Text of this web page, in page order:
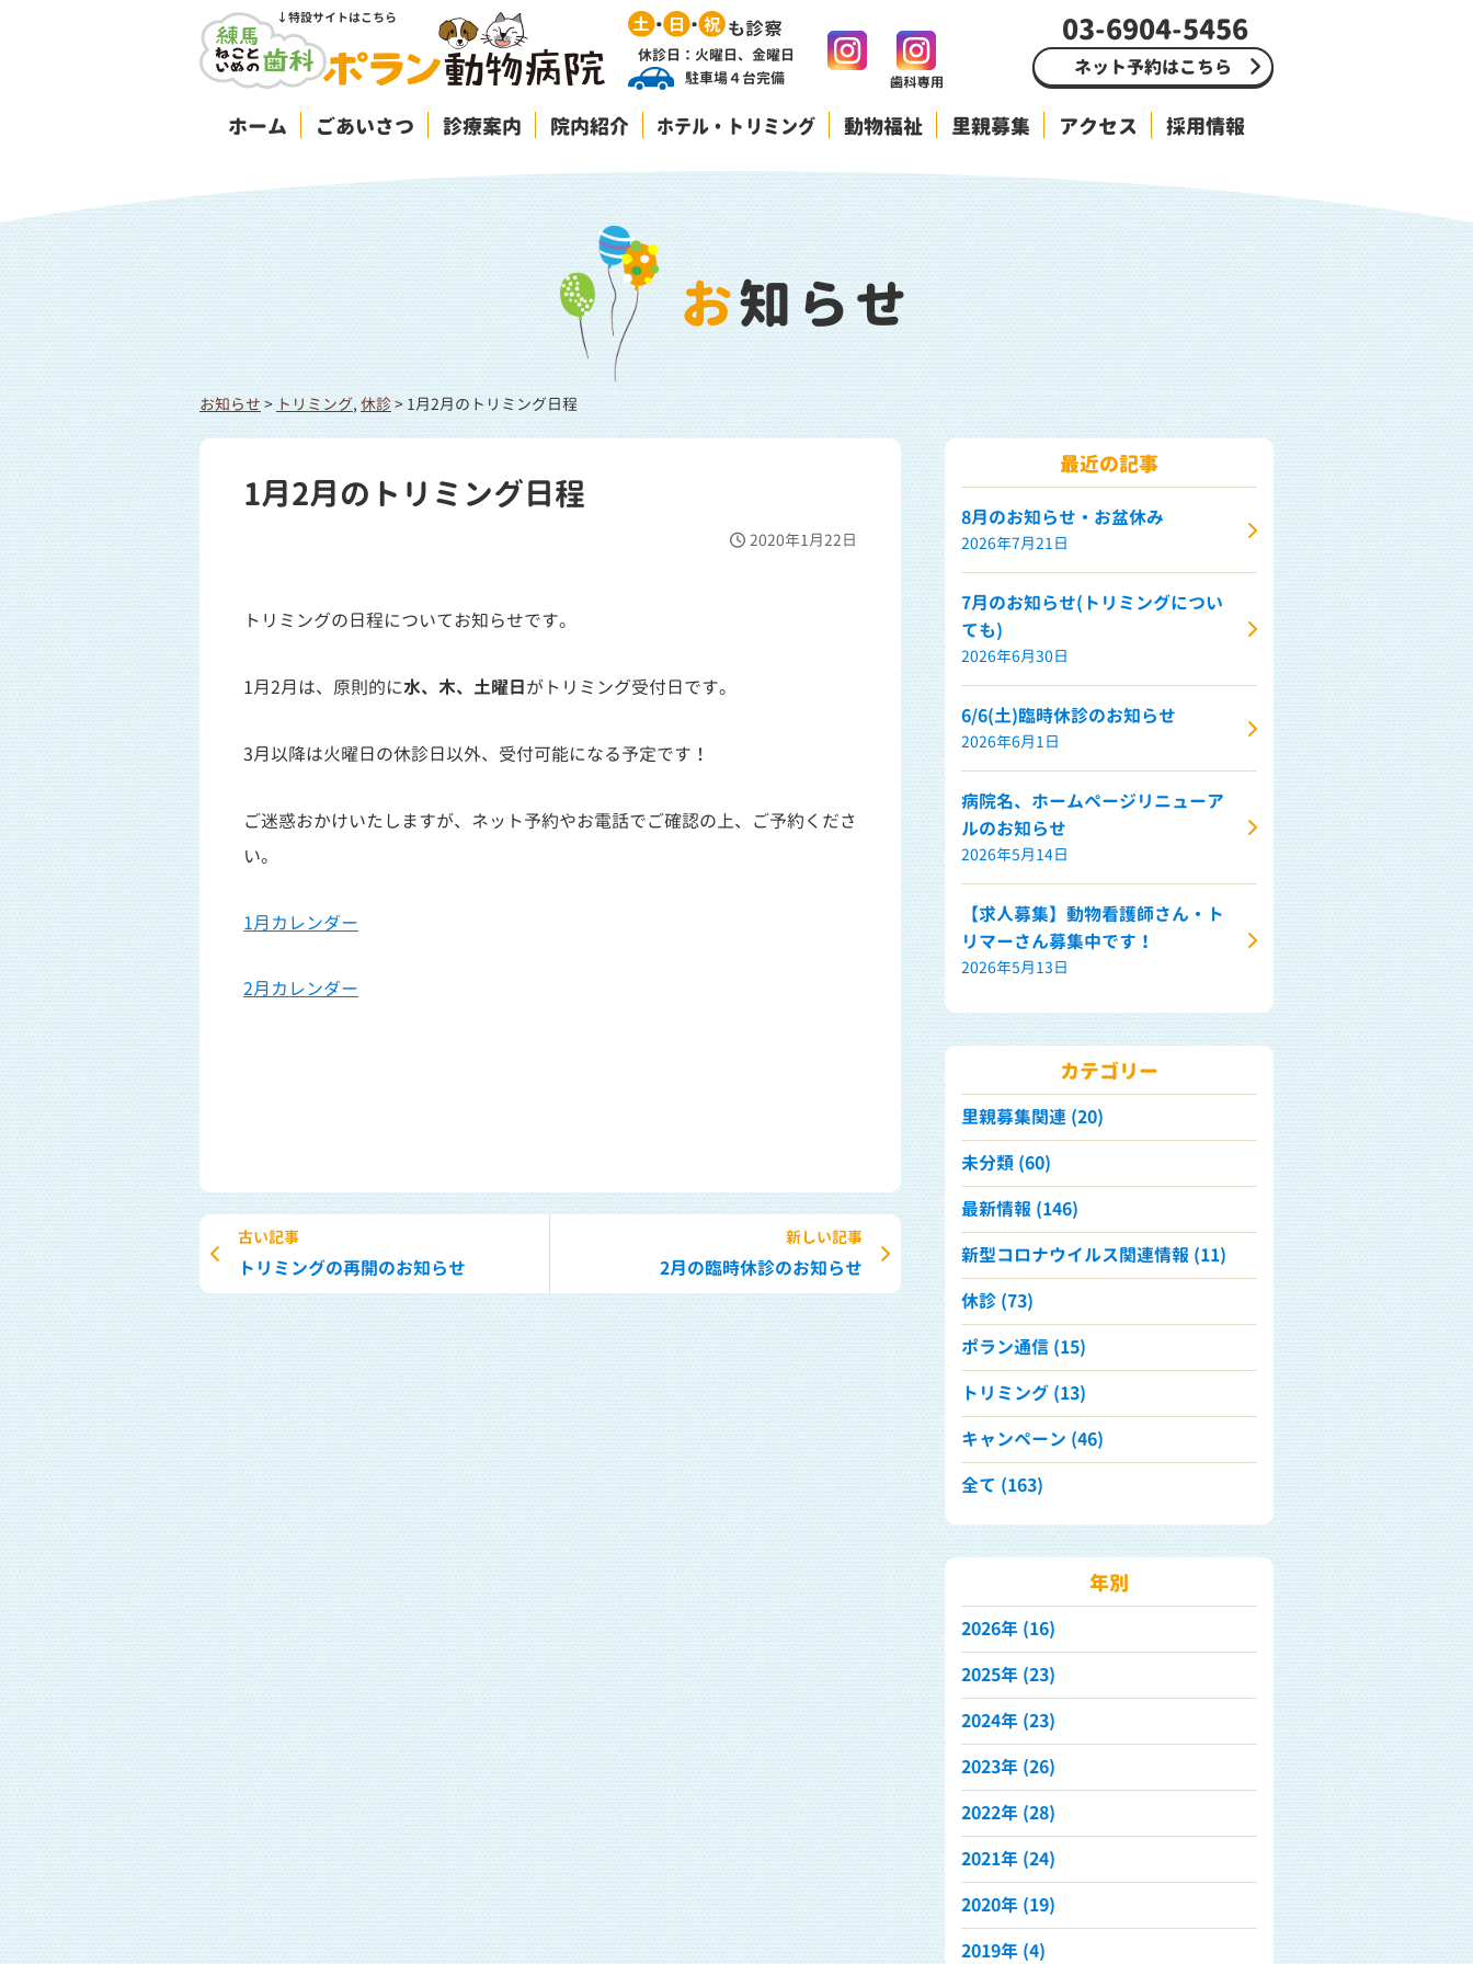
↓特設サイトはこちら
休診日：火曜日、金曜日
駐車場４台完備
03-6904-5456
ネット予約はこちら
ホーム ごあいさつ 診療案内 院内紹介 ホテル・トリミング 動物福祉 里親募集 アクセス 採用情報
お知らせ
お知らせ > トリミング, 休診> 1月2月のトリミング日程
1月2月のトリミング日程
2020年1月22日
トリミングの日程についてお知らせです。
1月2月は、原則的に水、木、土曜日がトリミング受付日です。
3月以降は火曜日の休診日以外、受付可能になる予定です！
ご迷惑おかけいたしますが、ネット予約やお電話でご確認の上、ご予約くださ
い。
1月カレンダー
2月カレンダー
古い記事
トリミングの再開のお知らせ
新しい記事
2月の臨時休診のお知らせ
最近の記事
8月のお知らせ・お盆休み
2026年7月21日
7月のお知らせ(トリミングについ
ても)
2026年6月30日
6/6(土)臨時休診のお知らせ
2026年6月1日
病院名、ホームページリニューア
ルのお知らせ
2026年5月14日
【求人募集】動物看護師さん・ト
リマーさん募集中です！
2026年5月13日
カテゴリー
里親募集関連 (20)
未分類 (60)
最新情報 (146)
新型コロナウイルス関連情報 (11)
休診 (73)
ポラン通信 (15)
トリミング (13)
キャンペーン (46)
全て (163)
年別
2026年 (16)
2025年 (23)
2024年 (23)
2023年 (26)
2022年 (28)
2021年 (24)
2020年 (19)
2019年 (4)